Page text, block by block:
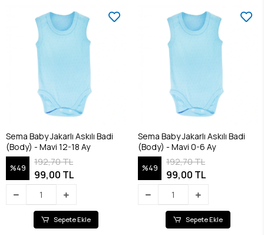
Sema Baby Jakarlı Askılı Badi
(Body) - Mavi 12-18 Ay
%49
192,70 TL
99,00 TL
Sepete Ekle
Sema Baby Jakarlı Askılı Badi
(Body) - Mavi 0-6 Ay
%49
192,70 TL
99,00 TL
Sepete Ekle